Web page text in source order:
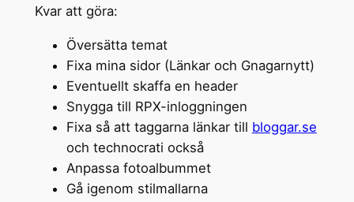
Kvar att göra:
Översätta temat
Fixa mina sidor (Länkar och Gnagarnytt)
Eventuellt skaffa en header
Snygga till RPX-inloggningen
Fixa så att taggarna länkar till bloggar.se
och technocrati också
Anpassa fotoalbummet
Gå igenom stilmallarna